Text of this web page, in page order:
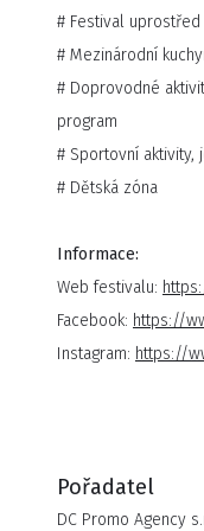
Potvrzení
MUDr. Jan Vojáček
Petr Casanova
MUDr. Martin Jan
PharmDr. Margit
# Festival
# Mezinárodní
# Doprovodné
program
# Sportovní aktivity,
# Dětská zóna
Informace:
Web festivalu:
Facebook: https://
Instagram: https://
Pořadatel
DC Promo Agency